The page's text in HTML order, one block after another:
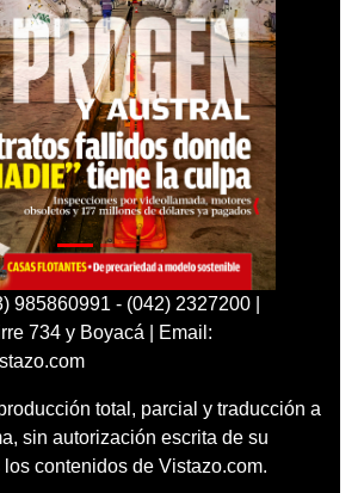
985860991 - (042) 2327200 |
734 y Boyacá | Email:
total, parcial y traducción a
sin autorización escrita de su
los contenidos de Vistazo.com.